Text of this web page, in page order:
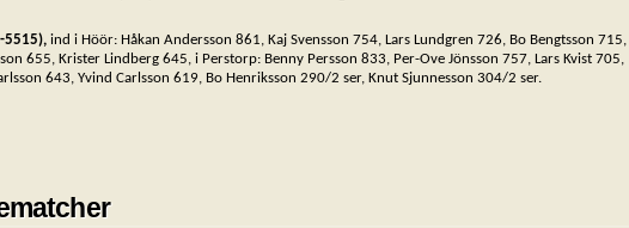
5515),ind i Höör: Håkan Andersson 861, Kaj Svensson 754, Lars Lundgren 726, Bo Bengtsson 715,
655, Krister Lindberg 645, i Perstorp: Benny Persson 833, Per-Ove Jönsson 757, Lars Kvist 705,
643, Yvind Carlsson 619, Bo Henriksson 290/2 ser, Knut Sjunnesson 304/2 ser.